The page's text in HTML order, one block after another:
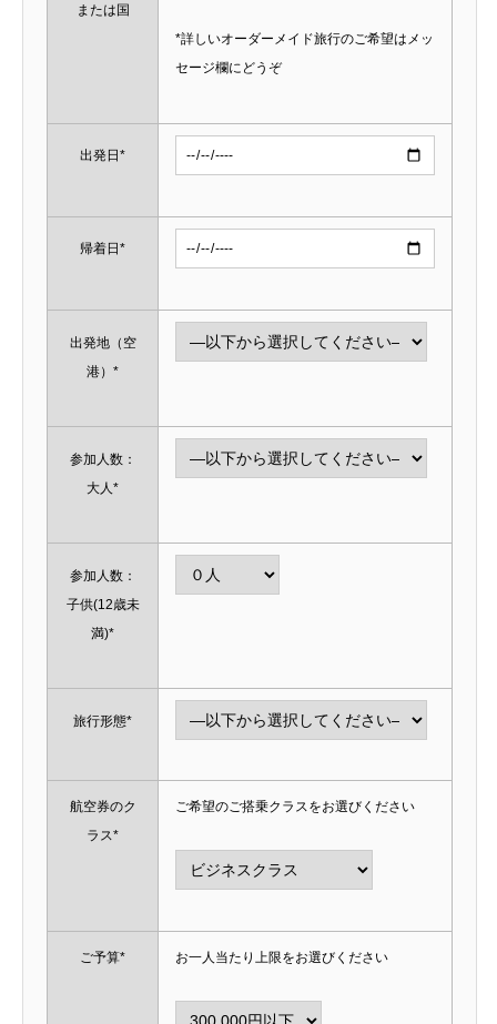
または国
*詳しいオーダーメイド旅行のご希望はメッ
セージ欄にどうぞ
出発日*
帰着日*
出発地（空
港）*
参加人数：
大人*
参加人数：
子供(12歳未
満)*
旅行形態*
航空券のク
ラス*
ご希望のご搭乗クラスをお選びください
ご予算* お一人当たり上限をお選びください